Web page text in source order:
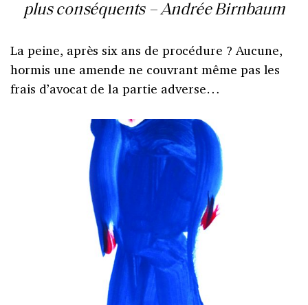
plus conséquents – Andrée Birnbaum
La peine, après six ans de procédure ? Aucune,
hormis une amende ne couvrant même pas les
frais d’avocat de la partie adverse…